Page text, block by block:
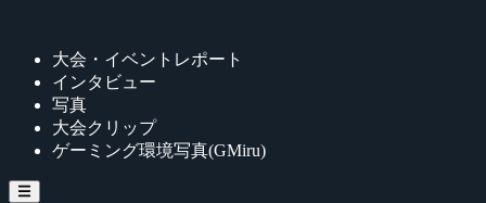
大会・イベントレポート
インタビュー
写真
大会クリップ
ゲーミング環境写真(GMiru)